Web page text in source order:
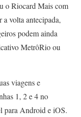
o Riocard Mais com
volta antecipada,
podem ainda
MetrôRio ou
viagens e
1, 2 e 4 no
para Android e iOS.